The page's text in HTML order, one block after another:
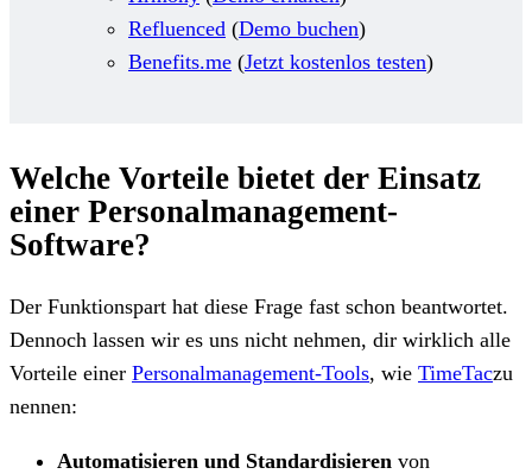
Refluenced (Demo buchen)
Benefits.me (Jetzt kostenlos testen)
Welche Vorteile bietet der Einsatz
einer Personalmanagement-
Software?
Der Funktionspart hat diese Frage fast schon beantwortet.
Dennoch lassen wir es uns nicht nehmen, dir wirklich alle
Vorteile einer Personalmanagement-Tools, wie TimeTaczu
nennen:
Automatisieren und Standardisieren von